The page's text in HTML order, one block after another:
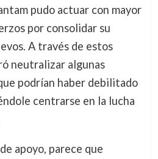
pudo actuar con mayor
por consolidar su
A través de estos
neutralizar algunas
podrían haber debilitado
centrarse en la lucha
apoyo, parece que